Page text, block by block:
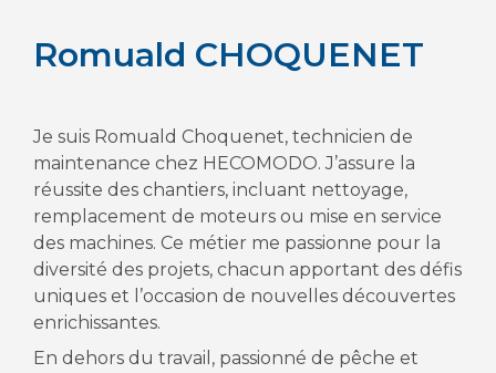
Romuald CHOQUENET
Je suis Romuald Choquenet, technicien de
maintenance chez HECOMODO. J’assure la
réussite des chantiers, incluant nettoyage,
remplacement de moteurs ou mise en service
des machines. Ce métier me passionne pour la
diversité des projets, chacun apportant des défis
uniques et l’occasion de nouvelles découvertes
enrichissantes.
En dehors du travail, passionné de pêche et